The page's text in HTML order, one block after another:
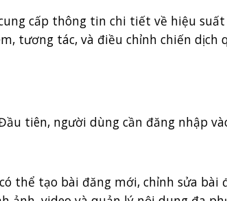
cấp thông tin chi tiết về hiệu
tương tác, và điều chỉnh chiến dịch
tiên, người dùng cần đăng nhập
thể tạo bài đăng mới, chỉnh sửa